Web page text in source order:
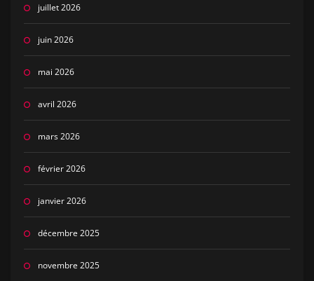
juillet 2026
juin 2026
mai 2026
avril 2026
mars 2026
février 2026
janvier 2026
décembre 2025
novembre 2025